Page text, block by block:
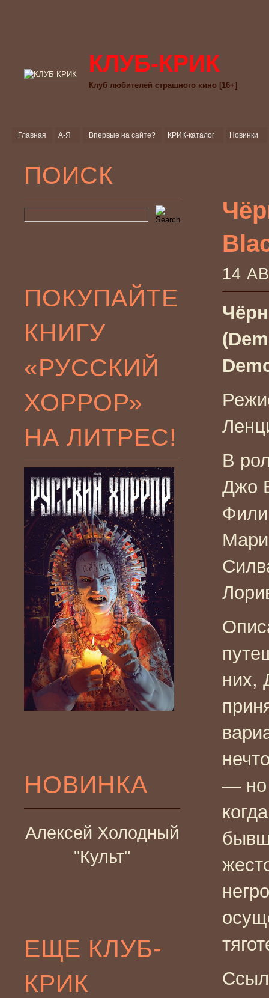
КЛУБ-КРИК
Клуб любителей страшного кино [16+]
Главная А-Я Впервые на сайте? КРИК-каталог Новинки
ПОИСК
ПОКУПАЙТЕ
КНИГУ
«РУССКИЙ
ХОРРОР»
НА ЛИТРЕС!
НОВИНКА
Алексей Холодный
"Культ"
ЕЩЕ КЛУБ-
КРИК
14
В
Джо
них,
— но